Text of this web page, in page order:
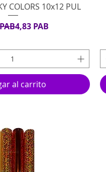
rápida
COLORS 10x12 PUL
Precio
Precio de oferta
4,83 PAB
al carrito